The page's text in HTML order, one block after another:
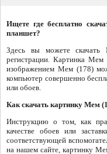
Ищете где бесплатно
планшет?
Здесь вы можете
регистрации. Картинка
изображением Мем (178)
компьютер совершенно
или обоев.
Как скачать картинку Мем
Инструкцию о том, как
качестве обоев или
соответствующей
на нашем сайте, картинку